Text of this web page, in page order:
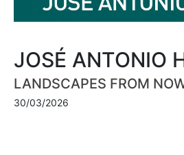
JOSÉ ANTONIO
LANDSCAPES FROM
30/03/2026